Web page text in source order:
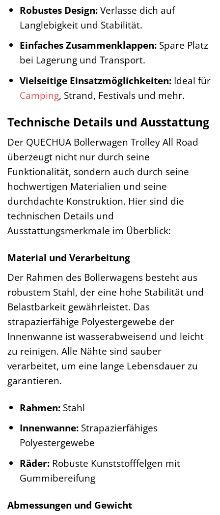
Robustes Design:Verlasse dich auf
Langlebigkeit und Stabilität.
Einfaches Zusammenklappen:Spare Platz
bei Lagerung und Transport.
Vielseitige Einsatzmöglichkeiten:Ideal für
Camping, Strand, Festivals und mehr.
Technische Details und Ausstattung
Der QUECHUA Bollerwagen Trolley All Road
überzeugt nicht nur durch seine
Funktionalität, sondern auch durch seine
hochwertigen Materialien und seine
durchdachte Konstruktion. Hier sind die
technischen Details und
Ausstattungsmerkmale im Überblick:
Material und Verarbeitung
Der Rahmen des Bollerwagens besteht aus
robustem Stahl, der eine hohe Stabilität und
Belastbarkeit gewährleistet. Das
strapazierfähige Polyestergewebe der
Innenwanne ist wasserabweisend und leicht
zu reinigen. Alle Nähte sind sauber
verarbeitet, um eine lange Lebensdauer zu
garantieren.
Rahmen:Stahl
Innenwanne:Strapazierfähiges
Polyestergewebe
Räder:Robuste Kunststofffelgen mit
Gummibereifung
Abmessungen und Gewicht